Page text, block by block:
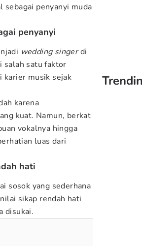
sebagai penyanyi muda
penyanyi
wedding singerdi
salah satu faktor
karier musik sejak
karena
kuat. Namun, berkat
vokalnya hingga
luas dari
hati
sosok yang sederhana
sikap rendah hati
disukai.